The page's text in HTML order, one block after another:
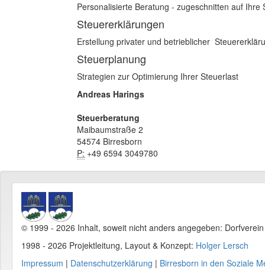
Personalisierte Beratung - zugeschnitten auf Ihre
Steuererklärungen
Erstellung privater und betrieblicher
Steuerplanung
Strategien zur Optimierung Ihrer Steuerlast
Andreas Harings
Steuerberatung
Maibaumstraße 2
54574 Birresborn
P: +49 6594 3049780
© 1999 - 2026 Inhalt, soweit nicht anders angegeben:
1998 - 2026 Projektleitung, Layout & Konzept: Holger Lersch
Impressum | Datenschutzerklärung | Birresborn in den Soziale